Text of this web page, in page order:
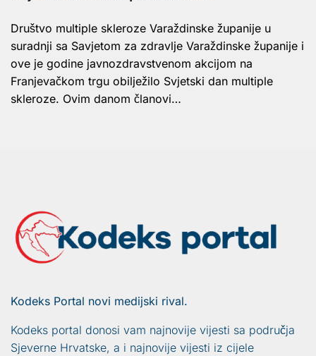
Društvo multiple skleroze Varaždinske županije u
suradnji sa Savjetom za zdravlje Varaždinske županije i
ove je godine javnozdravstvenom akcijom na
Franjevačkom trgu obilježilo Svjetski dan multiple
skleroze. Ovim danom članovi…
Kodeks Portal novi medijski rival.
Kodeks portal donosi vam najnovije vijesti sa područja
Sjeverne Hrvatske, a i najnovije vijesti iz cijele